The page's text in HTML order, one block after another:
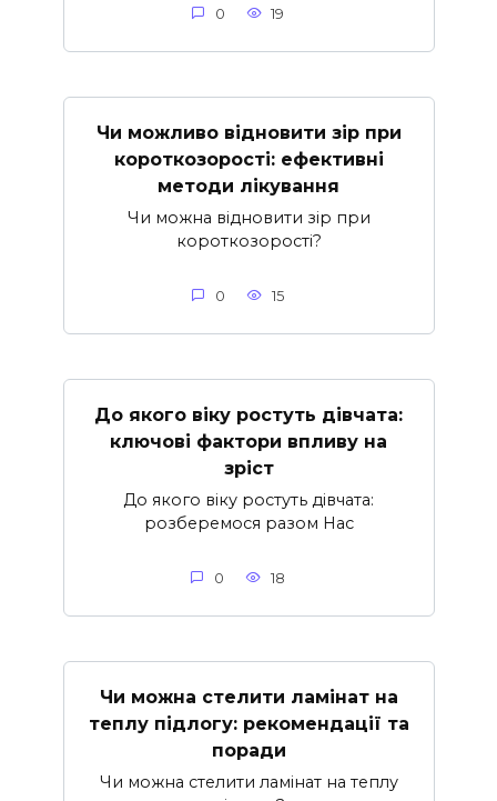
0 19
Чи можливо відновити зір при
короткозорості: ефективні
методи лікування
Чи можна відновити зір при
короткозорості?
0 15
До якого віку ростуть дівчата:
ключові фактори впливу на
зріст
До якого віку ростуть дівчата:
розберемося разом Нас
0 18
Чи можна стелити ламінат на
теплу підлогу: рекомендації та
поради
Чи можна стелити ламінат на теплу